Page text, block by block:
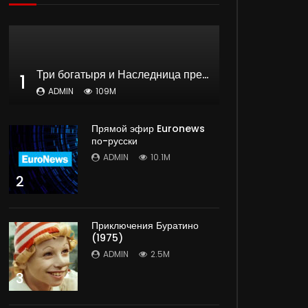
1 Три богатыря и Наследница престола | мультфильм
ADMIN 109M
2
Прямой эфир Euronews
по-русски
ADMIN 10.1M
3
Приключения Буратино
(1975)
ADMIN 2.5M